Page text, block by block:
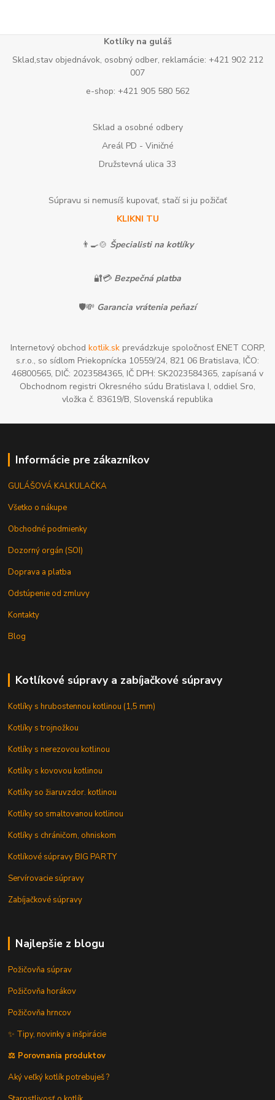
Kotlíky na guláš
Sklad,stav objednávok, osobný odber, reklamácie: +421 902 212
007
e-shop: +421 905 580 562
Sklad a osobné odbery
Areál PD - Viničné
Družstevná ulica 33
Súpravu si nemusíš kupovať, stačí si ju požičať
KLIKNI TU
👨‍🍳🍲 Špecialisti na kotlíky
🔐💳 Bezpečná platba
🛡️💸 Garancia vrátenia peňazí
Internetový obchod kotlik.skprevádzkuje spoločnosť ENET CORP,
s.r.o., so sídlom Priekopnícka 10559/24, 821 06 Bratislava, IČO:
46800565, DIČ: 2023584365, IČ DPH: SK2023584365, zapísaná v
Obchodnom registri Okresného súdu Bratislava I, oddiel Sro,
vložka č. 83619/B, Slovenská republika
Informácie pre zákazníkov
GULÁŠOVÁ KALKULAČKA
Všetko o nákupe
Obchodné podmienky
Dozorný orgán (SOI)
Doprava a platba
Odstúpenie od zmluvy
Kontakty
Blog
Kotlíkové súpravy a zabíjačkové súpravy
Kotlíky s hrubostennou kotlinou (1,5 mm)
Kotlíky s trojnožkou
Kotlíky s nerezovou kotlinou
Kotlíky s kovovou kotlinou
Kotlíky so žiaruvzdor. kotlinou
Kotlíky so smaltovanou kotlinou
Kotlíky s chráničom, ohniskom
Kotlíkové súpravy BIG PARTY
Servírovacie súpravy
Zabíjačkové súpravy
Najlepšie z blogu
Požičovňa súprav
Požičovňa horákov
Požičovňa hrncov
✨ Tipy, novinky a inšpirácie
⚖️ Porovnania produktov
Aký veľký kotlík potrebuješ ?